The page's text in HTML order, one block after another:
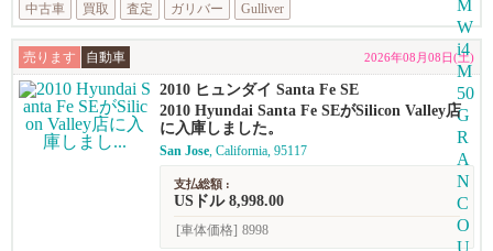
中古車
買取 査定 ガリバー Gulliver
売ります 自動車 2026年08月08日(土)
2010 ヒュンダイ Santa Fe SE
2010 Hyundai Santa Fe SEがSilicon Valley店
に入庫しました。
San Jose, California, 95117
支払総額 :
USドル 8,998.00
[車体価格] 8998